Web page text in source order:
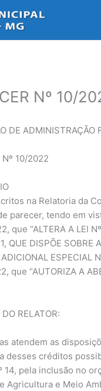
Nº 10/
DE ADMINISTRAÇÃO
Nº 10/2022
na Relatoria da
parecer, tendo em
que “ALTERA A LEI
QUE DISPÕE SOBRE
ESPECIAL
que “AUTORIZA A
DO RELATOR:
atendem as
desses créditos
14, pela inclusão no
Agricultura e Meio